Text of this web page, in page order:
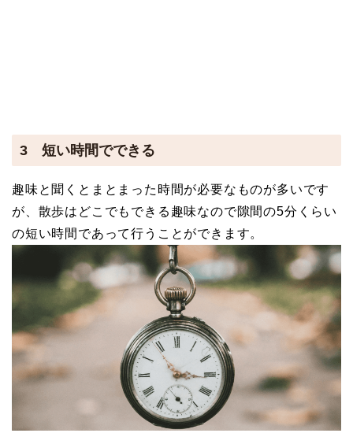
3 短い時間でできる
趣味と聞くとまとまった時間が必要なものが多いです
が、散歩はどこでもできる趣味なので隙間の5分くらい
の短い時間であって行うことができます。